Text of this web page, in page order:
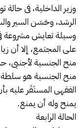
وزير الداخلية، فى
الرشد، وحَسَن السير
وسيلة تعايش مشروعة
على المجتمع، إلا أن
منح الجنسية لأجنبى،
منح الجنسية هو سلطة
الفقهى المستَقَر عليه
يمنح وله أن يمنع.
الحالة الرابعة